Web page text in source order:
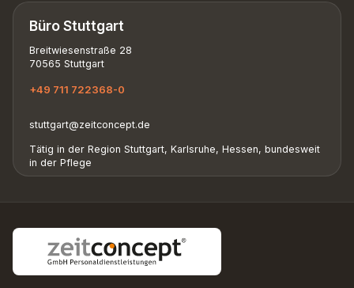
Büro Stuttgart
Breitwiesenstraße 28
70565 Stuttgart
+49 711 722368-0
stuttgart@zeitconcept.de
Tätig in der Region Stuttgart, Karlsruhe, Hessen, bundesweit
in der Pflege